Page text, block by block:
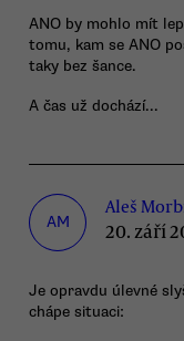
ANO by mohlo mít
tomu, kam se ANO
taky bez šance.
A čas už dochází...
AM
Aleš
20. září
Je opravdu úlevné
chápe situaci: